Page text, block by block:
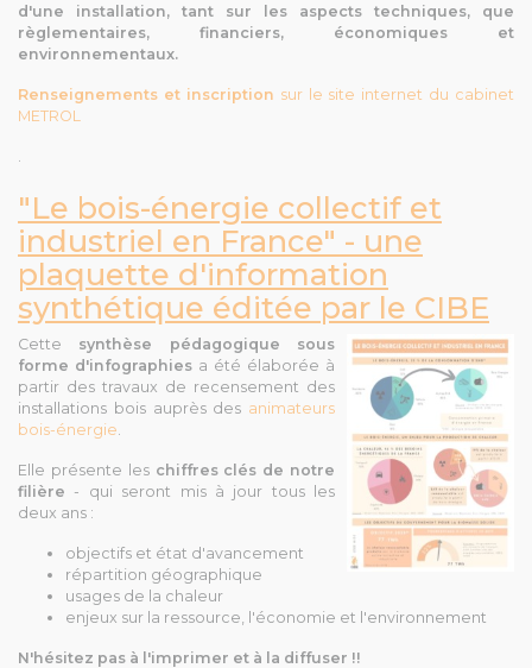
d'une installation, tant sur les aspects techniques, que
règlementaires, financiers, économiques et
environnementaux.
Renseignements et inscription sur le site internet du cabinet
METROL
.
"Le bois-énergie collectif et
industriel en France" - une
plaquette d'information
synthétique éditée par le CIBE
Cette synthèse pédagogique sous
forme d'infographies a été élaborée à
partir des travaux de recensement des
installations bois auprès des animateurs
bois-énergie.
Elle présente les chiffres clés de notre
filière - qui seront mis à jour tous les
deux ans :
objectifs et état d'avancement
répartition géographique
usages de la chaleur
enjeux sur la ressource, l'économie et l'environnement
N'hésitez pas à l'imprimer et à la diffuser !!